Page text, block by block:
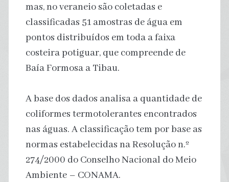
mas, no veraneio são coletadas e
classificadas 51 amostras de água em
pontos distribuídos em toda a faixa
costeira potiguar, que compreende de
Baía Formosa a Tibau.
A base dos dados analisa a quantidade de
coliformes termotolerantes encontrados
nas águas. A classificação tem por base as
normas estabelecidas na Resolução n.º
274/2000 do Conselho Nacional do Meio
Ambiente – CONAMA.